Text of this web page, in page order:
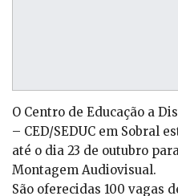
O Centro de Educação a
– CED/SEDUC em Sobral
até o dia 23 de outubro
Montagem Audiovisual.
São oferecidas 100 vagas